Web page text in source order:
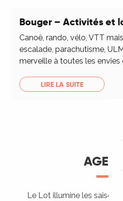
Bouger – Activités et
Canoë, rando, vélo, VTT
escalade, parachutisme,
merveille à toutes les envies
LIRE LA SUITE
Le Lot illumine les saisons